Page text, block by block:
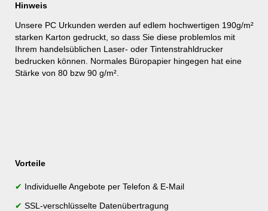
Hinweis
Unsere PC Urkunden werden auf edlem hochwertigen 190g/m²
starken Karton gedruckt, so dass Sie diese problemlos mit
Ihrem handelsüblichen Laser- oder Tintenstrahldrucker
bedrucken können. Normales Büropapier hingegen hat eine
Stärke von 80 bzw 90 g/m².
Vorteile
✔ Individuelle Angebote per Telefon & E-Mail
✔ SSL-verschlüsselte Datenübertragung